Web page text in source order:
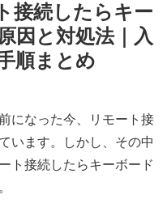
接続したらキー
因と対処法｜入
順まとめ
になった今、リモート接
います。しかし、その中
ト接続したらキーボード